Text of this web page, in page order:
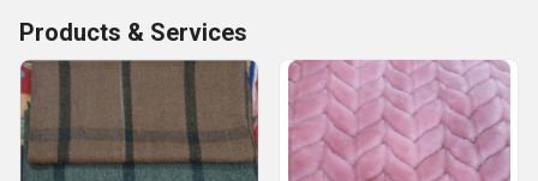
Products & Services